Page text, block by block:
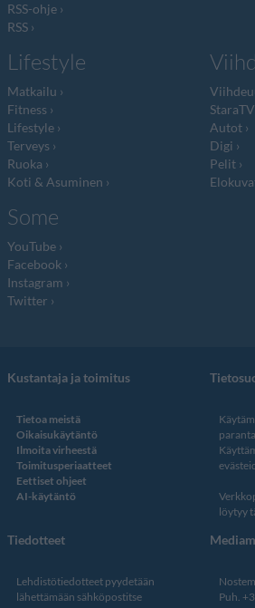
RSS-ohje
RSS
Lifestyle
Matkailu
Fitness
Lifestyle
Terveys
Ruoka
Koti & Asuminen
StaraTV
Autot
Digi
Pelit
Some
YouTube
Facebook
Instagram
Twitter
Kustantaja ja toimitus
Tietoa meistä
Oikaisukäytäntö
Ilmoita virheestä
Toimitusperiaatteet
Eettiset ohjeet
AI-käytäntö
löytyy
Tiedotteet
Lehdistötiedotteet pyydetään
lähettämään sähköpostitse
Puh.